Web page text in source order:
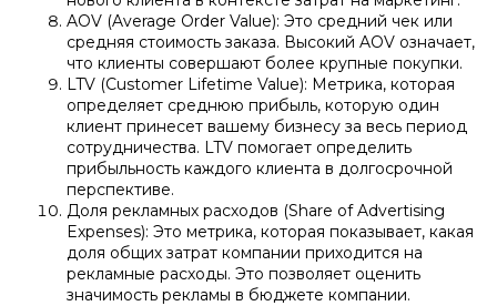
AOV (Average Order Value): Это средний чек или
средняя стоимость заказа. Высокий AOV означает,
что клиенты совершают более крупные покупки.​
LTV (Customer Lifetime Value): Метрика, которая
определяет среднюю прибыль, которую один
клиент принесет вашему бизнесу за весь период
сотрудничества. LTV помогает определить
прибыльность каждого клиента в долгосрочной
перспективе.​​
Доля рекламных расходов (Share of Advertising
Expenses): Это метрика, которая показывает, какая
доля общих затрат компании приходится на
рекламные расходы. Это позволяет оценить
значимость рекламы в бюджете компании.​